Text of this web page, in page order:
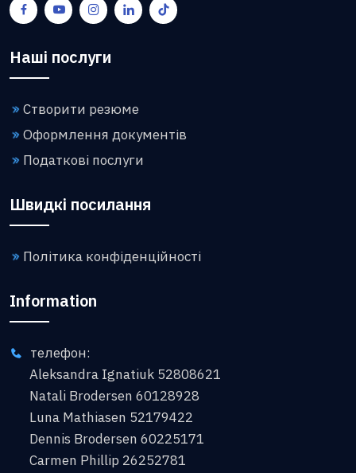
Наші послуги
Створити резюме
Оформлення документів
Податкові послуги
Швидкі посилання
Політика конфіденційності
Information
телефон:
Aleksandra Ignatiuk 52808621
Natali Brodersen 60128928
Luna Mathiasen 52179422
Dennis Brodersen 60225171
Carmen Phillip 26252781